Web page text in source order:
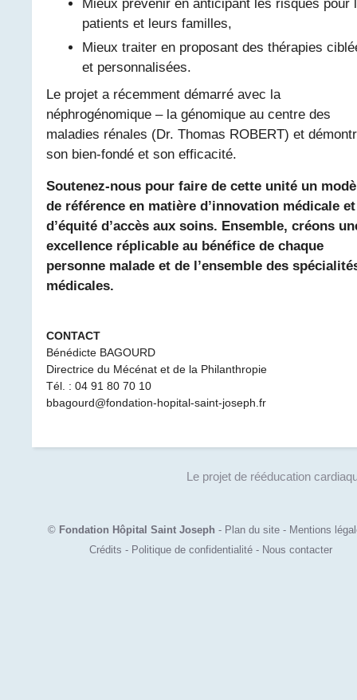
Mieux prévenir en anticipant les risques pour
patients et leurs familles,
Mieux traiter en proposant des thérapies
et personnalisées.
Le projet a récemment démarré avec la
néphrogénomique – la génomique au centre des
maladies rénales (Dr. Thomas ROBERT) et
son bien-fondé et son efficacité.
Soutenez-nous pour faire de cette unité un
de référence en matière d’innovation médicale et
d’équité d’accès aux soins. Ensemble, créons
excellence réplicable au bénéfice de chaque
personne malade et de l’ensemble des
médicales.
CONTACT
Bénédicte BAGOURD
Directrice du Mécénat et de la Philanthropie
Tél. : 04 91 80 70 10
bbagourd@fondation-hopital-saint-joseph.fr
Le projet de rééducation
© Fondation Hôpital Saint Joseph - Plan du site- Mentions
Crédits - Politique de confidentialité- Nous contacter